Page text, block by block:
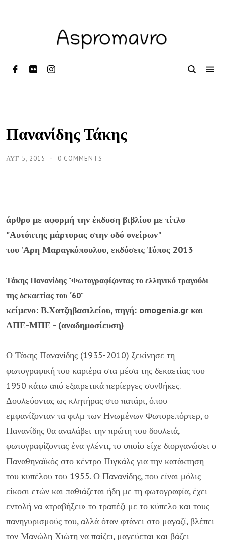
Πανανίδης Τάκης
ΑΥΓ 5, 2015 0 COMMENTS
άρθρο με αφορμή την έκδοση βιβλίου με τίτλο
"Αυτόπτης μάρτυρας στην οδό ονείρων"
του 'Αρη Μαραγκόπουλου, εκδόσεις Τόπος 2013
Τάκης Πανανίδης "Φωτογραφίζοντας το ελληνικό τραγούδι
της δεκαετίας του ΄60"
κείμενο: Β.Χατζηβασιλείου, πηγή: omogenia.gr και
ΑΠΕ-ΜΠΕ - (αναδημοσίευση)
Ο Τάκης Πανανίδης (1935-2010) ξεκίνησε τη
φωτογραφική του καριέρα στα μέσα της δεκαετίας του
1950 κάτω από εξαιρετικά περίεργες συνθήκες.
Δουλεύοντας ως κλητήρας στο πατάρι, όπου
εμφανίζονταν τα φιλμ των Ηνωμένων Φωτορεπόρτερ, ο
Πανανίδης θα αναλάβει την πρώτη του δουλειά,
φωτογραφίζοντας ένα γλέντι, το οποίο είχε διοργανώσει ο
Παναθηναϊκός στο κέντρο Πιγκάλς για την κατάκτηση
του κυπέλου του 1955. Ο Πανανίδης, που είναι μόλις
είκοσι ετών και παθιάζεται ήδη με τη φωτογραφία, έχει
εντολή να «τραβήξει» το τραπέζι με το κύπελο και τους
πανηγυρισμούς του, αλλά όταν φτάνει στο μαγαζί, βλέπει
τον Μανώλη Χιώτη να παίζει, μαγεύεται και βάζει